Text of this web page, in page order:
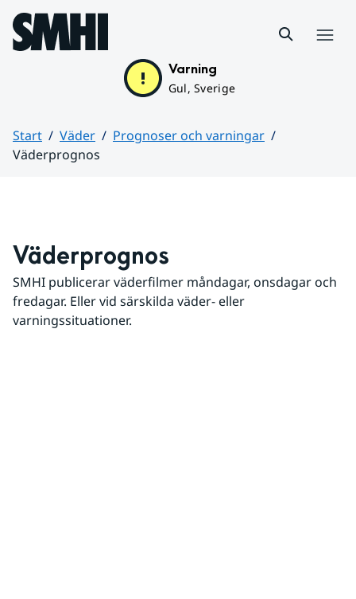
Hoppa till sidans innehåll
Varning
Gul, Sverige
Start Väder
Prognoser och varningar
Väderprognos
Väderprognos
SMHI publicerar väderfilmer måndagar, onsdagar och
fredagar. Eller vid särskilda väder- eller
varningssituationer.